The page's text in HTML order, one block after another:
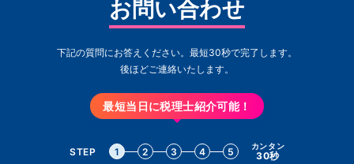
お問い合わせ
下記の質問にお答えください。最短30秒で完了します。
後ほどご連絡いたします。
最短当日に税理士紹介可能！
STEP 1 2 3 4 5 カンタン
30秒